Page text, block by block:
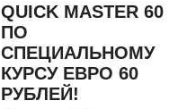
QUICK MASTER 60
ПО
СПЕЦИАЛЬНОМУ
КУРСУ ЕВРО 60
РУБЛЕЙ!